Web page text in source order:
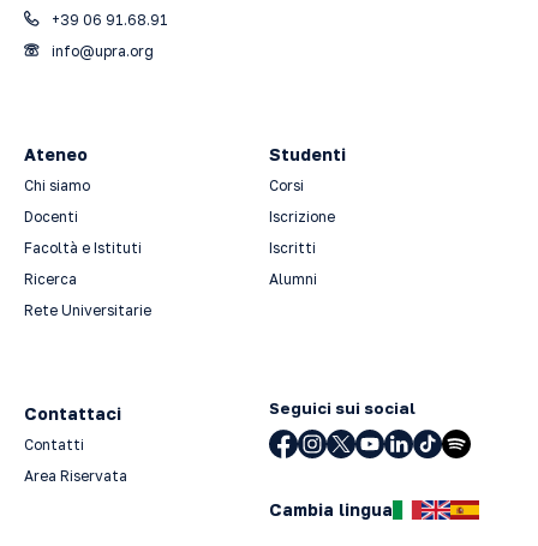
+39 06 91.68.91
info@upra.org
Ateneo
Chi siamo
Docenti
Facoltà e Istituti
Ricerca
Rete Universitarie
Studenti
Corsi
Iscrizione
Iscritti
Alumni
Contattaci
Contatti
Area Riservata
Seguici sui social
Cambia lingua